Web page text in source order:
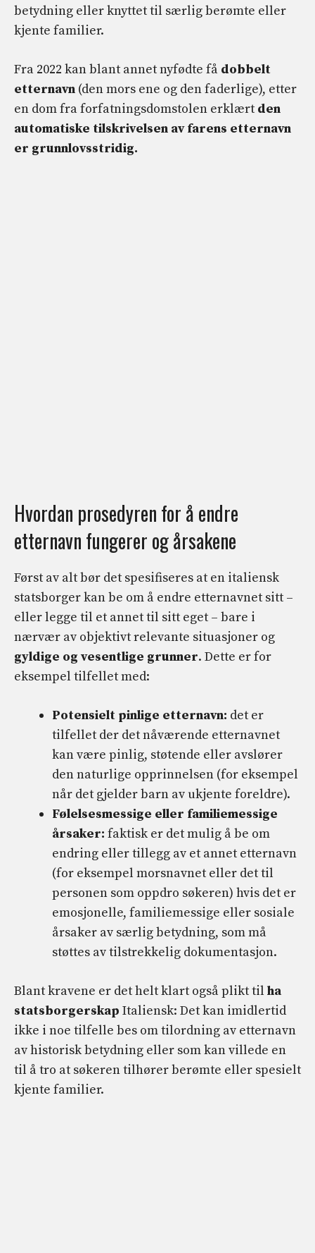
betydning eller knyttet til særlig berømte eller
kjente familier.
Fra 2022 kan blant annet nyfødte få dobbelt
etternavn (den mors ene og den faderlige), etter
en dom fra forfatningsdomstolen erklært den
automatiske tilskrivelsen av farens etternavn
er grunnlovsstridig.
Hvordan prosedyren for å endre
etternavn fungerer og årsakene
Først av alt bør det spesifiseres at en italiensk
statsborger kan be om å endre etternavnet sitt –
eller legge til et annet til sitt eget – bare i
nærvær av objektivt relevante situasjoner og
gyldige og vesentlige grunner. Dette er for
eksempel tilfellet med:
Potensielt pinlige etternavn: det er
tilfellet der det nåværende etternavnet
kan være pinlig, støtende eller avslører
den naturlige opprinnelsen (for eksempel
når det gjelder barn av ukjente foreldre).
Følelsesmessige eller familiemessige
årsaker: faktisk er det mulig å be om
endring eller tillegg av et annet etternavn
(for eksempel morsnavnet eller det til
personen som oppdro søkeren) hvis det er
emosjonelle, familiemessige eller sosiale
årsaker av særlig betydning, som må
støttes av tilstrekkelig dokumentasjon.
Blant kravene er det helt klart også plikt til ha
statsborgerskap Italiensk: Det kan imidlertid
ikke i noe tilfelle bes om tilordning av etternavn
av historisk betydning eller som kan villede en
til å tro at søkeren tilhører berømte eller spesielt
kjente familier.